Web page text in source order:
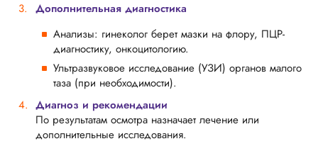
Дополнительная диагностика
Анализы: гинеколог берет мазки на флору, ПЦР-
диагностику, онкоцитологию.
Ультразвуковое исследование (УЗИ) органов малого
таза (при необходимости).
Диагноз и рекомендации
По результатам осмотра назначает лечение или
дополнительные исследования.